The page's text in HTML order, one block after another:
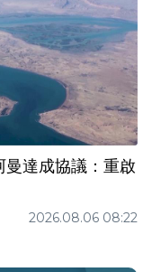
達成協議：重啟
2026.08.06 08:22